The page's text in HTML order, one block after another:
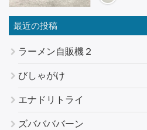
最近の投稿
ラーメン自販機２
びしゃがけ
エナドリトライ
ズババババーン